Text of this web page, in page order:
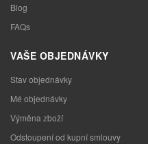
Blog
FAQs
VAŠE OBJEDNÁVKY
Stav objednávky
Mé objednávky
Výměna zboží
Odstoupení od kupní smlouvy